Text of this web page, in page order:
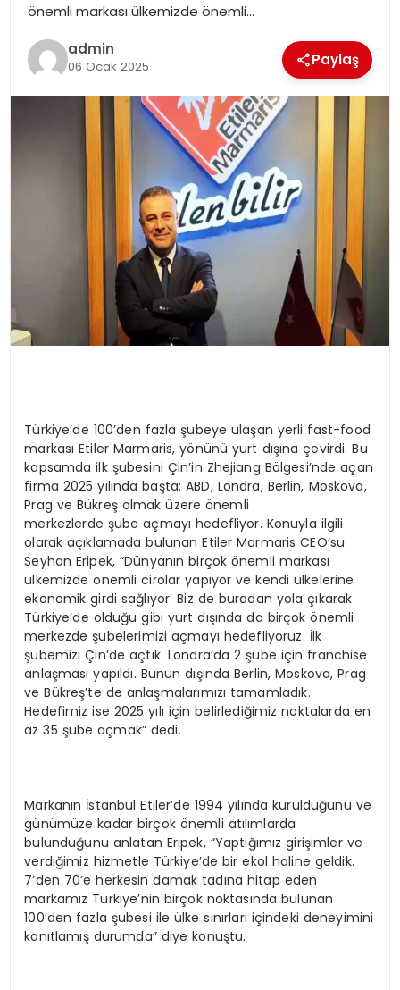
önemli markası ülkemizde önemli…
admin
06 Ocak 2025 Paylaş
Türkiye’de 100’den fazla şubeye ulaşan yerli fast-food
markası Etiler Marmaris, yönünü yurt dışına çevirdi. Bu
kapsamda ilk şubesini Çin’in Zhejiang Bölgesi’nde açan
firma 2025 yılında başta; ABD, Londra, Berlin, Moskova,
Prag ve Bükreş olmak üzere önemli
merkezlerde şube açmayı hedefliyor. Konuyla ilgili
olarak açıklamada bulunan Etiler Marmaris CEO’su
Seyhan Eripek, “Dünyanın birçok önemli markası
ülkemizde önemli cirolar yapıyor ve kendi ülkelerine
ekonomik girdi sağlıyor. Biz de buradan yola çıkarak
Türkiye’de olduğu gibi yurt dışında da birçok önemli
merkezde şubelerimizi açmayı hedefliyoruz. İlk
şubemizi Çin’de açtık. Londra’da 2 şube için franchise
anlaşması yapıldı. Bunun dışında Berlin, Moskova, Prag
ve Bükreş’te de anlaşmalarımızı tamamladık.
Hedefimiz ise 2025 yılı için belirlediğimiz noktalarda en
az 35 şube açmak” dedi.
Markanın İstanbul Etiler’de 1994 yılında kurulduğunu ve
günümüze kadar birçok önemli atılımlarda
bulunduğunu anlatan Eripek, “Yaptığımız girişimler ve
verdiğimiz hizmetle Türkiye’de bir ekol haline geldik.
7’den 70’e herkesin damak tadına hitap eden
markamız Türkiye’nin birçok noktasında bulunan
100’den fazla şubesi ile ülke sınırları içindeki deneyimini
kanıtlamış durumda” diye konuştu.